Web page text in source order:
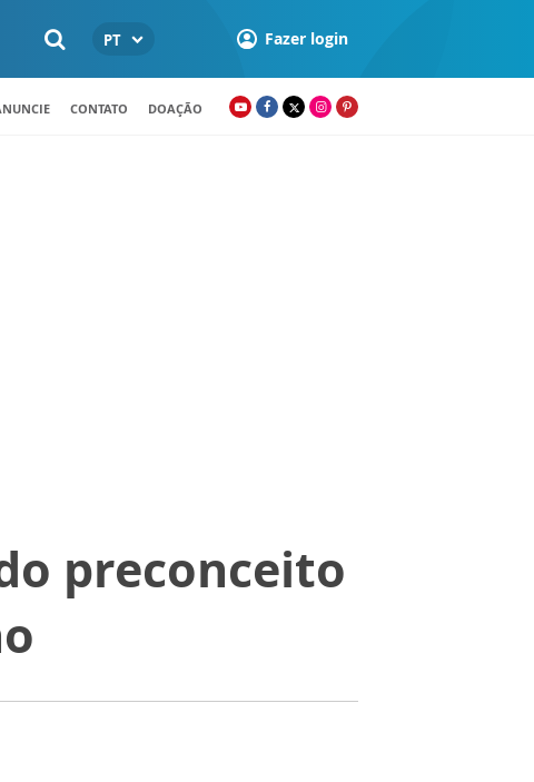
PT Fazer login
CONTATO DOAÇÃO
preconceito